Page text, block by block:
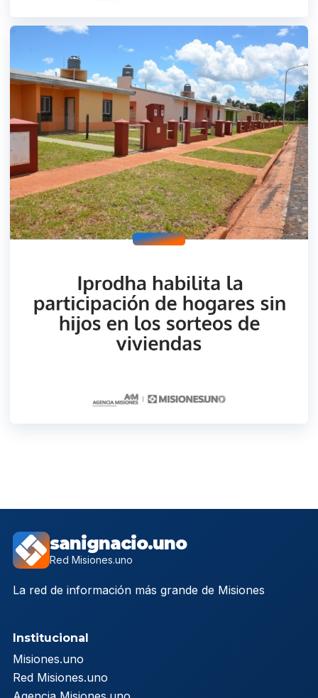
sanignacio.uno
Red Misiones.uno
La red de información más grande de Misiones
Institucional
Misiones.uno
Red Misiones.uno